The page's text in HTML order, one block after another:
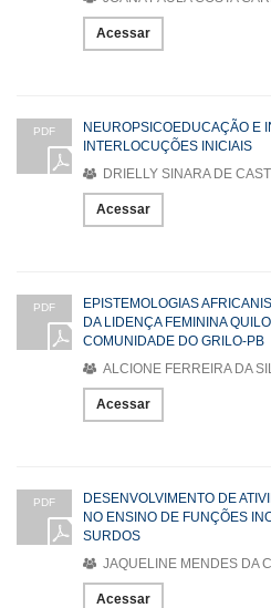
Acessar
PDF
NEUROPSICOEDUCAÇÃO E
INTERLOCUÇÕES INICIAIS
DRIELLY SINARA DE
Acessar
PDF
EPISTEMOLOGIAS
DA LIDENÇA FEMININA
COMUNIDADE DO GRILO-PB
ALCIONE FERREIRA DA
Acessar
PDF
DESENVOLVIMENTO DE
NO ENSINO DE FUNÇÕES
SURDOS
JAQUELINE MENDES DA
Acessar